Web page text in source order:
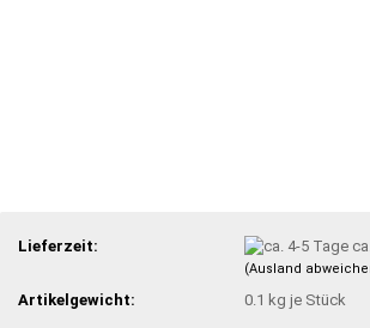
Lieferzeit:
(Ausland
Artikelgewicht: 0.1 kg je Stück